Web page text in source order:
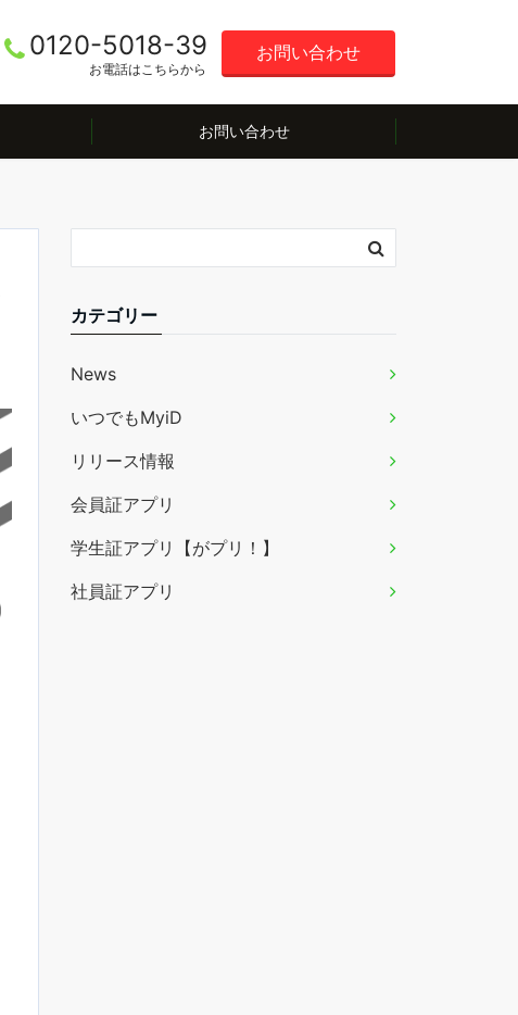
0120-5018-39
お電話はこちらから
お問い合わせ
お問い合わせ
カテゴリー
News
いつでもMyiD
リリース情報
会員証アプリ
学生証アプリ【がプリ！】
社員証アプリ